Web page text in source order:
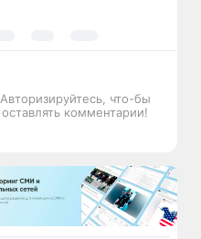
Авторизируйтесь, что-бы
оставлять комментарии!